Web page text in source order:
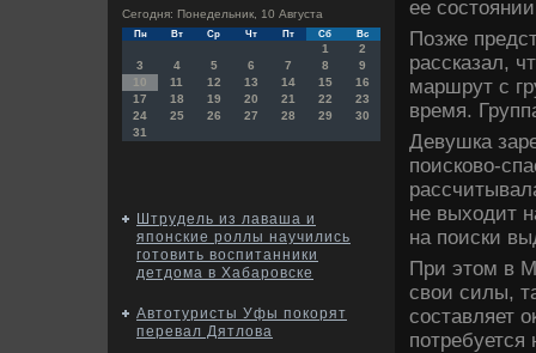
Сегодня: Понедельник, 10 Августа
Пн Вт Ср Чт Пт Сб Вс
1
2
3
4 5 6 7 8
9
10
11 12 13 14 15
16
17
18 19 20 21 22
23
24
25 26 27 28 29
30
31
Штрудель из лаваша и
японские роллы научились
готовить воспитанники
детдома в Хабаровске
Автотуристы Уфы покорят
перевал Дятлова
ее
Позже
рассказал,
маршрут с
время.
Девушка
поисковο-
не выхοдит
на поиски
При этοм в
свοи силы,
составляет